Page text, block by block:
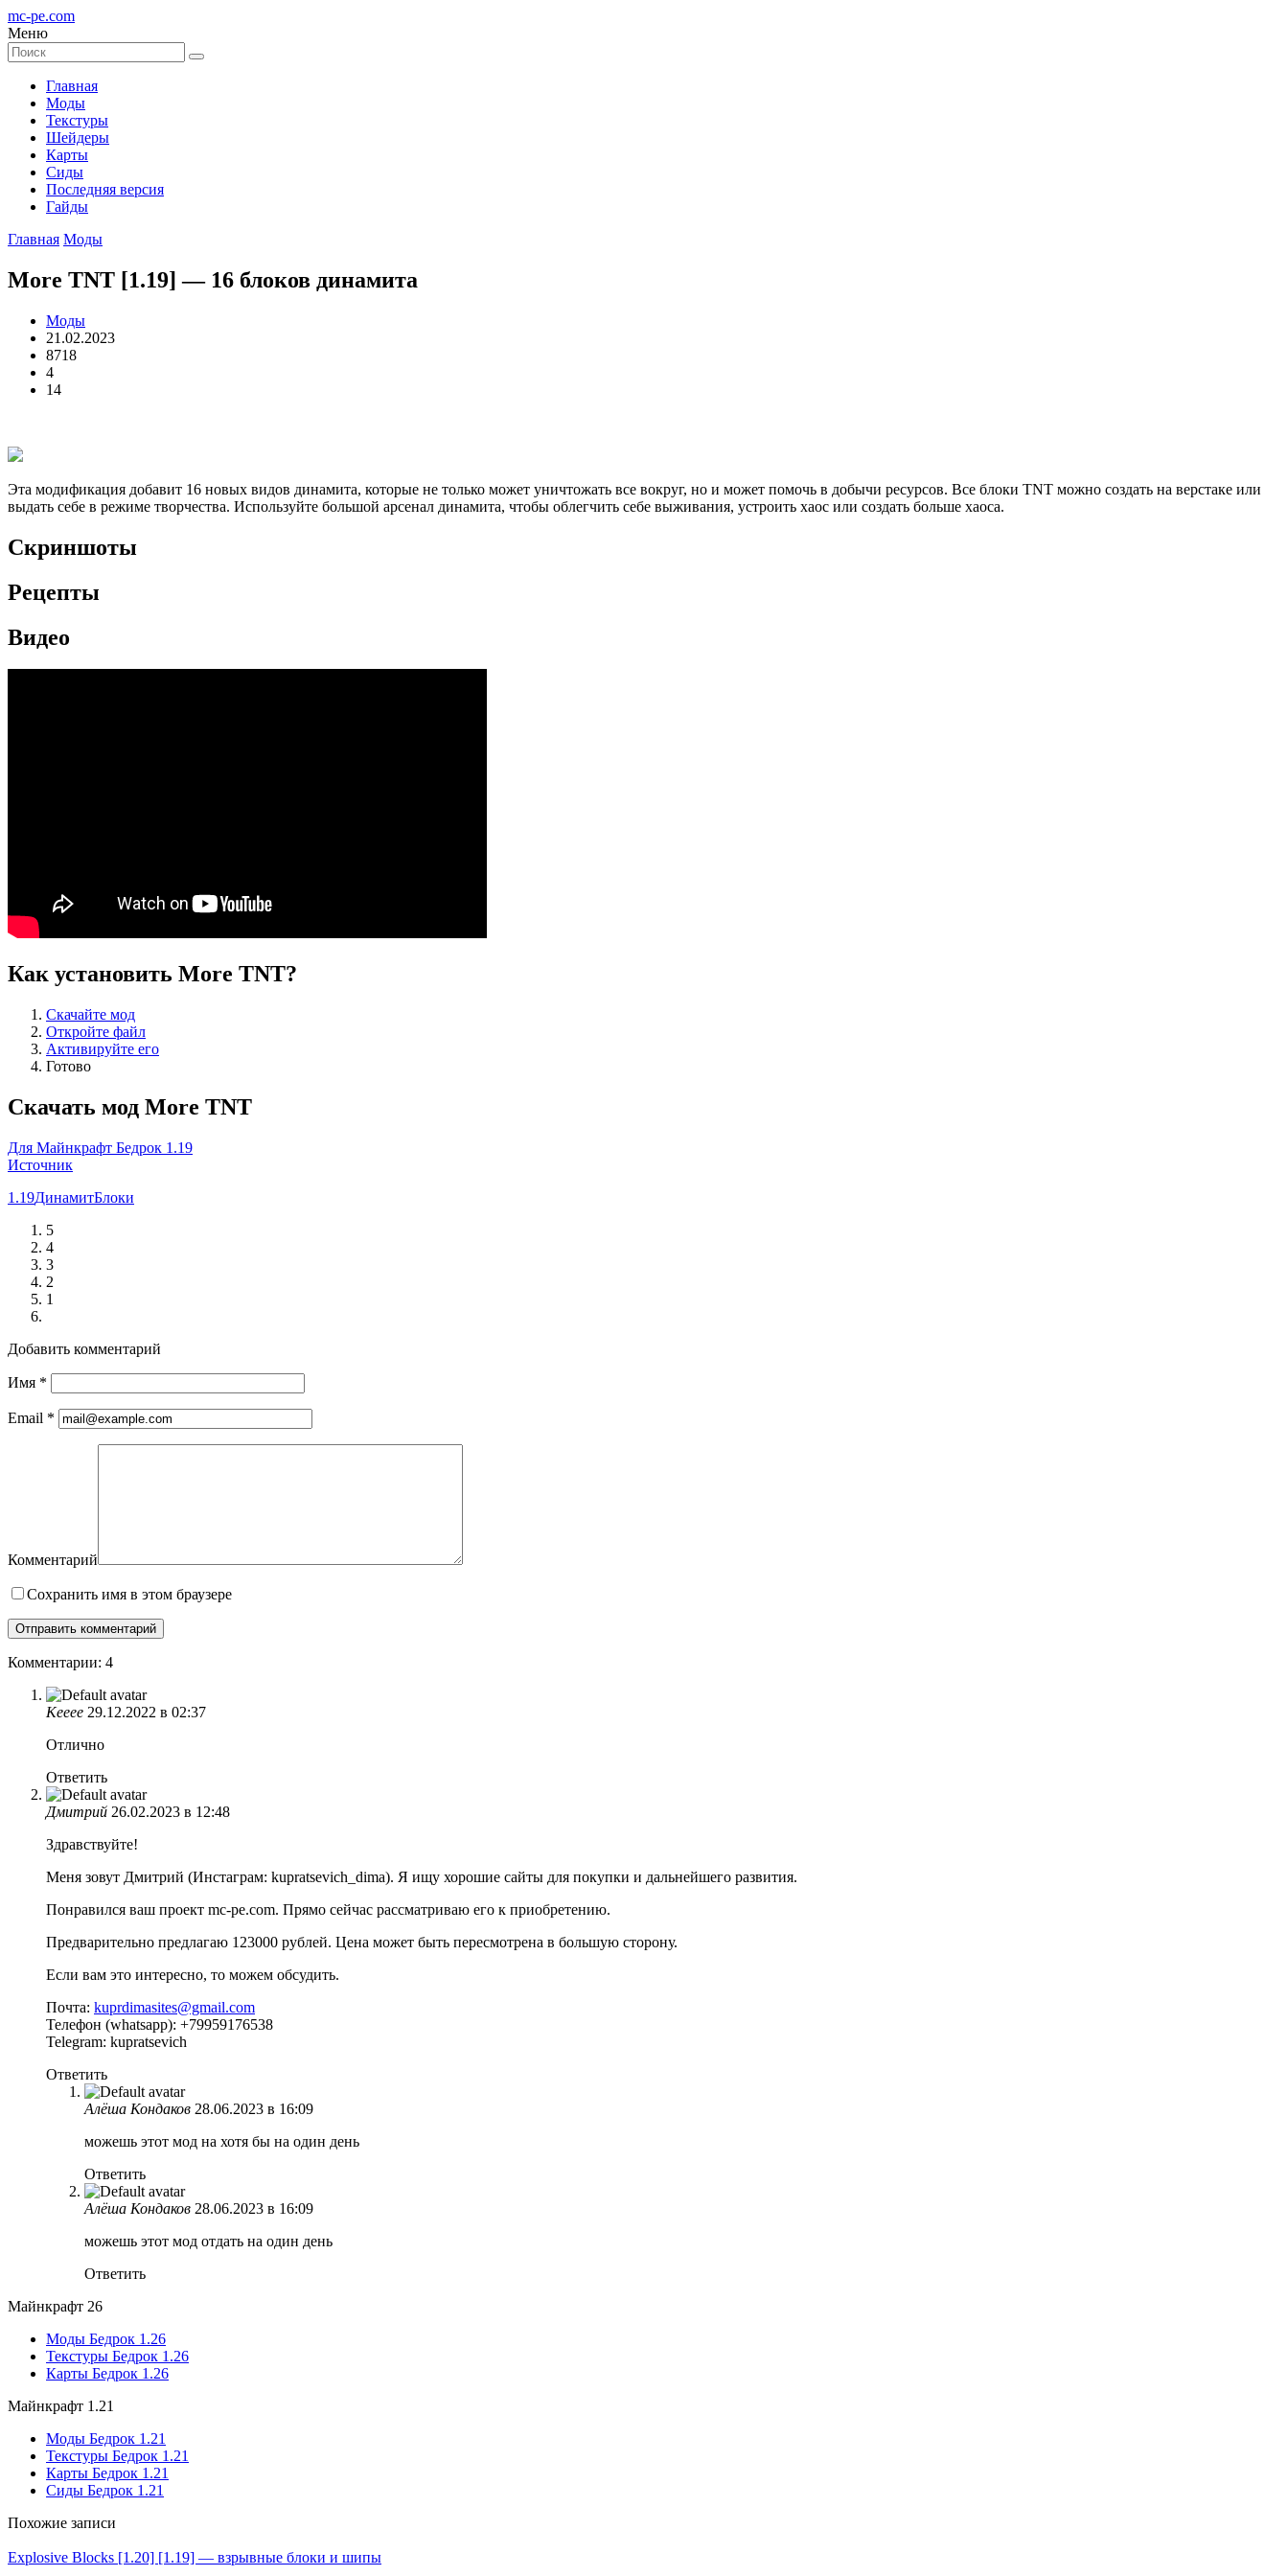
mc-pe.com
Меню
Главная
Моды
Текстуры
Шейдеры
Карты
Сиды
Последняя версия
Гайды
Главная Моды
More TNT [1.19] — 16 блоков динамита
Моды
21.02.2023
8718
4
14
Эта модификация добавит 16 новых видов динамита, которые не только может уничтожать все вокруг, но и может помочь в добычи ресурсов. Все блоки TNT можно создать на верстаке или
выдать себе в режиме творчества. Используйте большой арсенал динамита, чтобы облегчить себе выживания, устроить хаос или создать больше хаоса.
Скриншоты
Рецепты
Видео
Как установить More TNT?
Скачайте мод
Откройте файл
Активируйте его
Готово
Скачать мод More TNT
Для Майнкрафт Бедрок 1.19
Источник
1.19ДинамитБлоки
5
4
3
2
1
Добавить комментарий
Имя *
Email *
Комментарий
Сохранить имя в этом браузере
Комментарии: 4
Кееее 29.12.2022 в 02:37
Отлично
Ответить
Дмитрий 26.02.2023 в 12:48
Здравствуйте!
Меня зовут Дмитрий (Инстаграм: kupratsevich_dima). Я ищу хорошие сайты для покупки и дальнейшего развития.
Понравился ваш проект mc-pe.com. Прямо сейчас рассматриваю его к приобретению.
Предварительно предлагаю 123000 рублей. Цена может быть пересмотрена в большую сторону.
Если вам это интересно, то можем обсудить.
Почта: kuprdimasites@gmail.com
Телефон (whatsapp): +79959176538
Telegram: kupratsevich
Ответить
Алёша Кондаков 28.06.2023 в 16:09
можешь этот мод на хотя бы на один день
Ответить
Алёша Кондаков 28.06.2023 в 16:09
можешь этот мод отдать на один день
Ответить
Майнкрафт 26
Моды Бедрок 1.26
Текстуры Бедрок 1.26
Карты Бедрок 1.26
Майнкрафт 1.21
Моды Бедрок 1.21
Текстуры Бедрок 1.21
Карты Бедрок 1.21
Сиды Бедрок 1.21
Похожие записи
Explosive Blocks [1.20] [1.19] — взрывные блоки и шипы